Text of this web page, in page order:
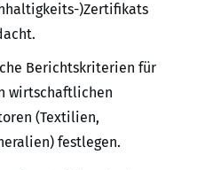
)Zertifikats
Berichtskriterien für
wirtschaftlichen
(Textilien,
festlegen.